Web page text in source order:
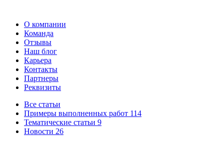
О компании
Команда
Отзывы
Наш блог
Карьера
Контакты
Партнеры
Реквизиты
Все статьи
Примеры выполненных работ 114
Тематические статьи 9
Новости 26